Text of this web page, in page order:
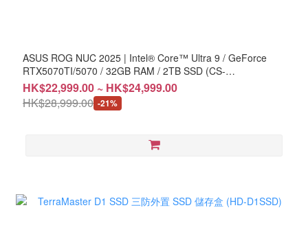
ASUS ROG NUC 2025 | Intel® Core™ Ultra 9 / GeForce
RTX5070TI/5070 / 32GB RAM / 2TB SSD (CS-
AN15R9C/CS-AN15R9G)
HK$22,999.00 ~ HK$24,999.00
HK$28,999.00 -21%